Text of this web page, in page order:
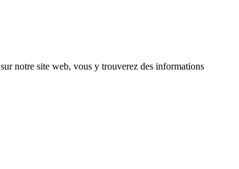
sur notre site web, vous y trouverez des informations